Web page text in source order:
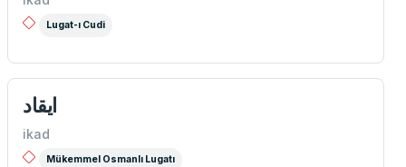
Lugat-ı Cudi
ایقاد
ikad
Mükemmel Osmanlı Lugatı